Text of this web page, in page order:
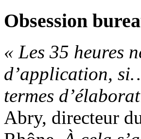
Obsession
« Les 35 heures
d’application,
termes
Abry, directeur